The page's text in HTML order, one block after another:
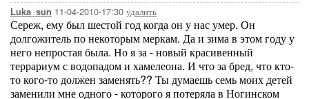
Luka_sun 11-04-2010-17:30 удалить
Сереж, ему был шестой год когда он у нас умер. Он
долгожитель по некоторым меркам. Да и зима в этом году у
него непростая была. Но я за - новый красивенный
террариум с водопадом и хамелеона. И что за бред, что кто-
то кого-то должен заменять?? Ты думаешь семь моих детей
заменили мне одного - которого я потеряла в Ногинском